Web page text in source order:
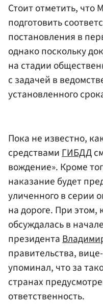
Стоит отметить,
подготовить
постановления в
однако поскольку
на стадии
с задачей в
установленного
Пока не известно,
средствамиГИБДД
вождение». Кроме
наказание будет
уличенного в серии
на дороге. При этом,
обсуждалась в
президента
правительства,
упоминал, что за
странах
ответственность.